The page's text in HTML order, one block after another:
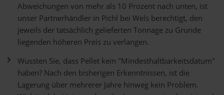
Abweichungen von mehr als 10 Prozent nach unten, ist
unser Partnerhändler in Pichl bei Wels berechtigt, den
jeweils der tatsächlich gelieferten Tonnage zu Grunde
liegenden höheren Preis zu verlangen.
Wussten Sie, dass Pellet kein "Mindesthaltbarkeitsdatum"
haben? Nach den bisherigen Erkenntnissen, ist die
Lagerung über mehrerer Jahre hinweg kein Problem.